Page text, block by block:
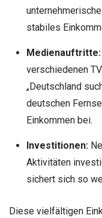
stabiles
Medienauftritte:
verschiedenen
„Deutschland
deutschen
Einkommen bei.
Investitionen:
Aktivitäten
sichert sich so
Diese vielfältigen